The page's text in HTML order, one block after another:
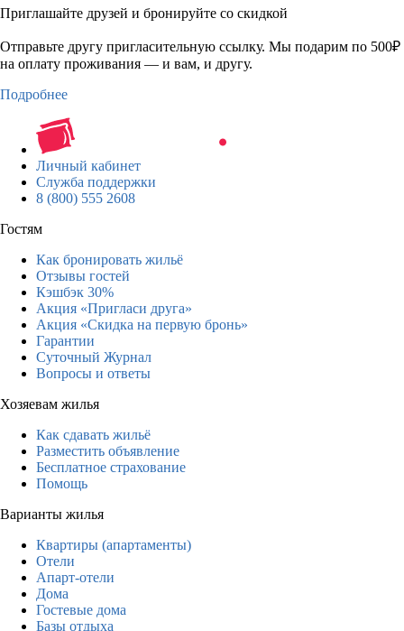
Приглашайте друзей и бронируйте со скидкой
Отправьте другу пригласительную ссылку. Мы подарим по 500₽
на оплату проживания — и вам, и другу.
Подробнее
Личный кабинет
Служба поддержки
8 (800) 555 2608
Гостям
Как бронировать жильё
Отзывы гостей
Кэшбэк 30%
Акция «Пригласи друга»
Акция «Скидка на первую бронь»
Гарантии
Суточный Журнал
Вопросы и ответы
Хозяевам жилья
Как сдавать жильё
Разместить объявление
Бесплатное страхование
Помощь
Варианты жилья
Квартиры (апартаменты)
Отели
Апарт-отели
Дома
Гостевые дома
Базы отдыха